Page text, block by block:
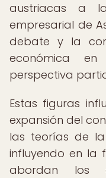
austriacas a
empresarial de
debate y la
económica
perspectiva
Estas figuras
expansión del
las teorías de la
influyendo en la
abordan los